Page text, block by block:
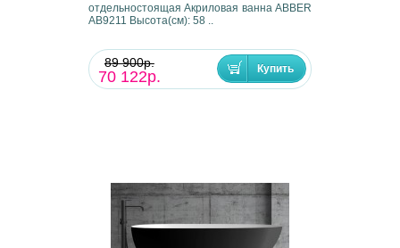
отдельностоящая Акриловая ванна ABBER
AB9211 Высота(см): 58 ..
89 900р.
70 122р.